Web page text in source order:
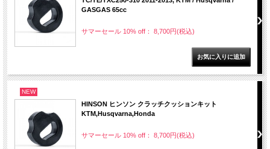
GASGAS 65cc
サマーセール 10% off： 8,700円(税込)
NEW
HINSON ヒンソン クラッチクッションキット
KTM,Husqvarna,Honda
サマーセール 10% off： 8,700円(税込)